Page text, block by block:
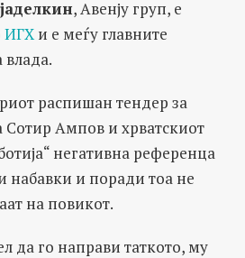
, Aвенју груп, е
ИГХ и е меѓу главните
влада.
распишан тендер за
Ампов и хрватскиот
негативна референца
набавки и поради тоа не
на повикот.
да го направи таткото, му